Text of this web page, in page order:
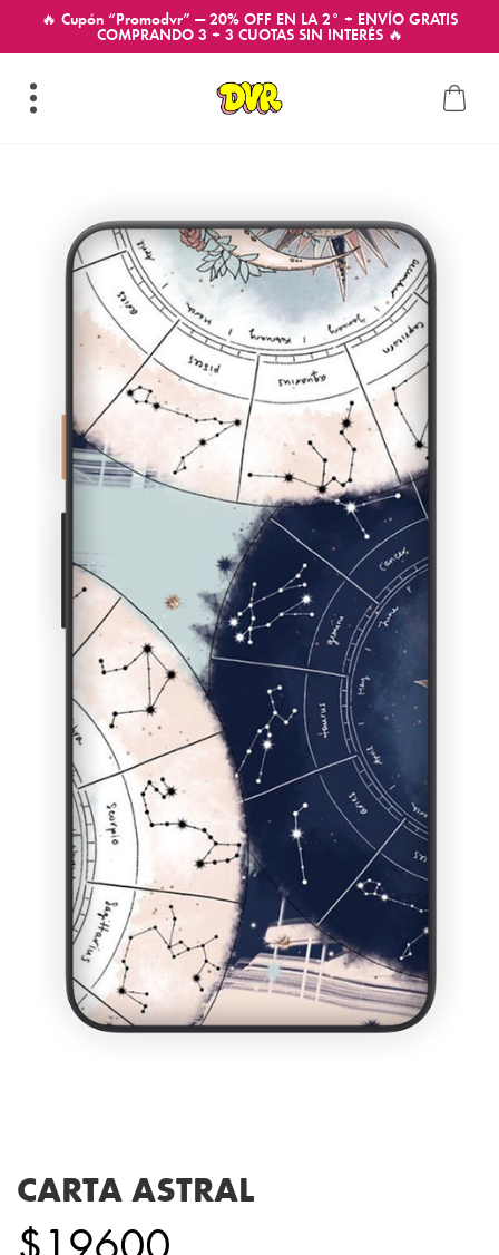
🔥 Cupón “Promodvr” — 20% OFF EN LA 2° + ENVÍO GRATIS
COMPRANDO 3 + 3 CUOTAS SIN INTERÉS 🔥
CARTA ASTRAL
$19600